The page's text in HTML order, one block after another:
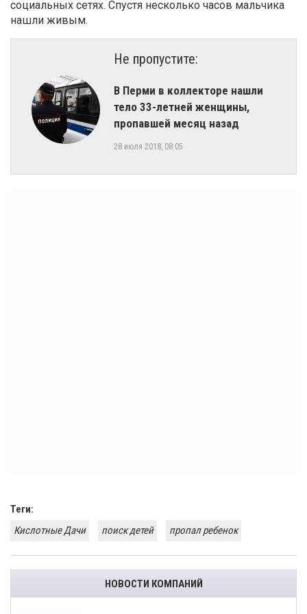
социальных сетях. Спустя несколько часов мальчика
нашли живым.
Не пропустите:
В Перми в коллекторе нашли
тело 33-летней женщины,
пропавшей месяц назад
28 июля 2018, 08:05
Теги:
Кислотные Дачи
поиск детей пропал ребенок
НОВОСТИ КОМПАНИЙ